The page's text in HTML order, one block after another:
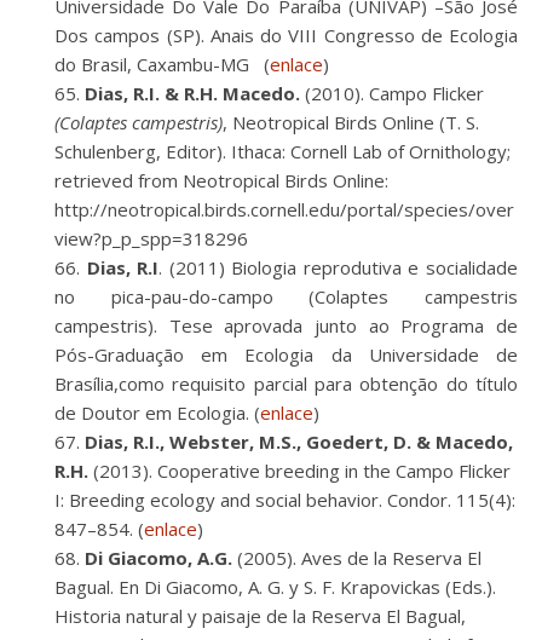
Universidade Do Vale Do Paraíba (UNIVAP) –São José
Dos campos (SP). Anais do VIII Congresso de Ecologia
do Brasil, Caxambu-MG (enlace)
Dias, R.I. & R.H. Macedo. (2010). Campo Flicker
(Colaptes campestris), Neotropical Birds Online (T. S.
Schulenberg, Editor). Ithaca: Cornell Lab of Ornithology;
retrieved from Neotropical Birds Online:
http://neotropical.birds.cornell.edu/portal/species/over
view?p_p_spp=318296
Dias, R.I. (2011) Biologia reprodutiva e socialidade
no pica-pau-do-campo (Colaptes campestris
campestris). Tese aprovada junto ao Programa de
Pós-Graduação em Ecologia da Universidade de
Brasília,como requisito parcial para obtenção do título
de Doutor em Ecologia. (enlace)
Dias, R.I., Webster, M.S., Goedert, D. & Macedo,
R.H. (2013). Cooperative breeding in the Campo Flicker
I: Breeding ecology and social behavior. Condor. 115(4):
847–854. (enlace)
Di Giacomo, A.G. (2005). Aves de la Reserva El
Bagual. En Di Giacomo, A. G. y S. F. Krapovickas (Eds.).
Historia natural y paisaje de la Reserva El Bagual,